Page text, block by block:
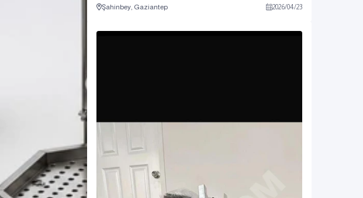
Şahinbey, Gaziantep 2026/04/23